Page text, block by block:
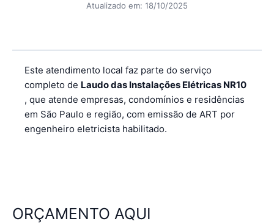
Atualizado em: 18/10/2025
Este atendimento local faz parte do serviço
completo de Laudo das Instalações Elétricas NR10
, que atende empresas, condomínios e residências
em São Paulo e região, com emissão de ART por
engenheiro eletricista habilitado.
ORÇAMENTO AQUI